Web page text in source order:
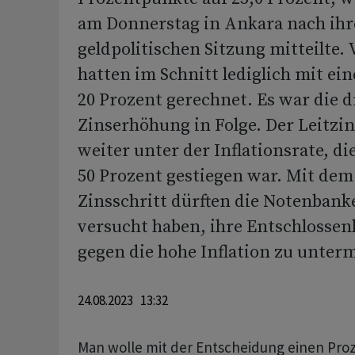
am Donnerstag in Ankara nach
geldpolitischen Sitzung mitteilte.
hatten im Schnitt lediglich mit
20 Prozent gerechnet. Es war die
Zinserhöhung in Folge. Der
weiter unter der Inflationsrate,
50 Prozent gestiegen war. Mit
Zinsschritt dürften die
versucht haben, ihre
gegen die hohe Inflation zu
24.08.2023 13:32
Man wolle mit der Entscheidung einen